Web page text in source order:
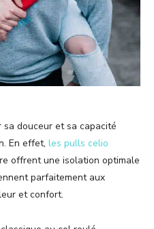
sa douceur et sa capacité
En effet, les pulls celio
offrent une isolation optimale
parfaitement aux
et confort.